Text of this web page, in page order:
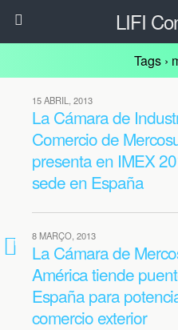
LIFI
Tags ›
15 ABRIL, 2013
La Cámara de
Comercio de
presenta en IMEX
sede en España
1 8 MARÇO, 2013
La Cámara de
América tiende
España para
comercio exterior